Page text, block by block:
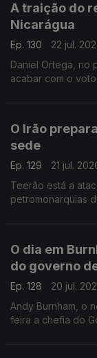
A traição do
Nicarágua
Ep. 130
22 jul.
Daniel Ortega, no
acabar com o
O Irão
sede
Ep. 129
21 jul.
Teerão está a
petromonarquias
O dia em
do governo
Ep. 128
20 jul.
Andy Burnham, o
feira a chefia do